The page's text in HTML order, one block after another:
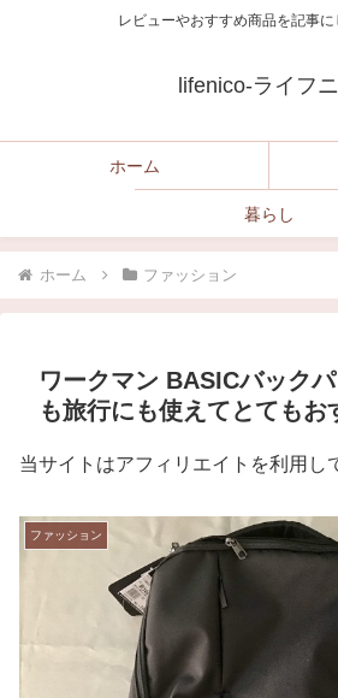
レビューやおすすめ商品を記事
lifenico-ライフ
ホーム
暮らし
ホーム ファッション
ワークマン BASICバック
も旅行にも使えてとてもお
当サイトはアフィリエイトを利用し
ファッション